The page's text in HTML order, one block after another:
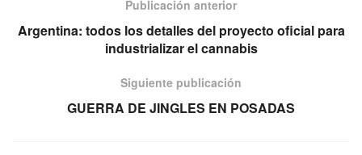
Publicación anterior
Argentina: todos los detalles del proyecto oficial para
industrializar el cannabis
Siguiente publicación
GUERRA DE JINGLES EN POSADAS